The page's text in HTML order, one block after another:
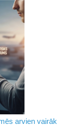
arvien vairāk